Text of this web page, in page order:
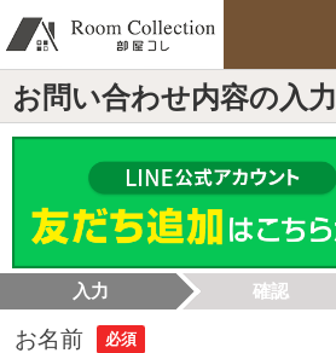
お問い合わせ内容の入力
入力 確認
お名前 必須